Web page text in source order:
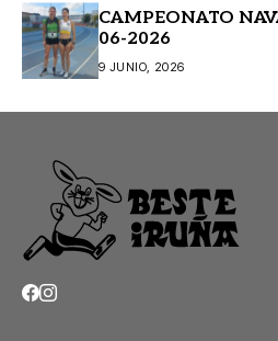
CAMPEONATO
06-2026
9 JUNIO, 2026